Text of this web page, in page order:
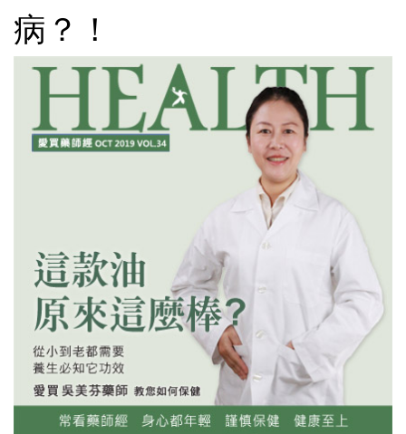
病？！